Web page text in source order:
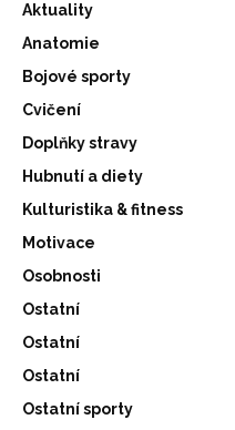
Aktuality
Anatomie
Bojové sporty
Cvičení
Doplňky stravy
Hubnutí a diety
Kulturistika & fitness
Motivace
Osobnosti
Ostatní
Ostatní
Ostatní
Ostatní sporty